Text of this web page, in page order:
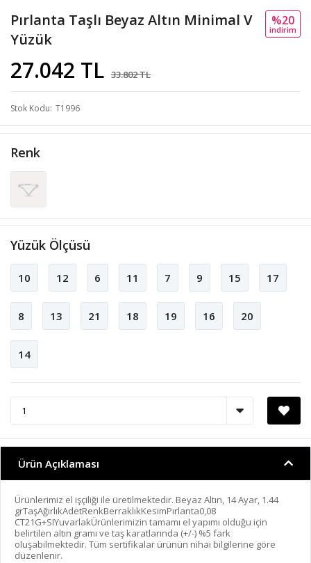
Pırlanta Taşlı Beyaz Altın Minimal V
Yüzük
27.042 TL 33.802 TL
%20
i̇ndi̇ri̇m
Stok Kodu T1996
Renk
Yüzük Ölçüsü
10 12 6 11 7 9 15 17
8 13 21 18 19 16 20
14
Ürün Açıklaması
Ürünlerimiz el işçiliği ile üretilmektedir. Beyaz Altın, 14 Ayar, 1.44
grTaşAğırlıkAdetRenkBerraklıkKesimPırlanta0,08
CT21G+SIYuvarlakÜrünlerimizin tamamı el yapımı olduğu için
belirtilen altın gramı ve taş karatlarında (+/-) %5 fark
oluşabilmektedir. Tüm sertifikalar ürünün nihai bilgilerine göre
düzenlenir.